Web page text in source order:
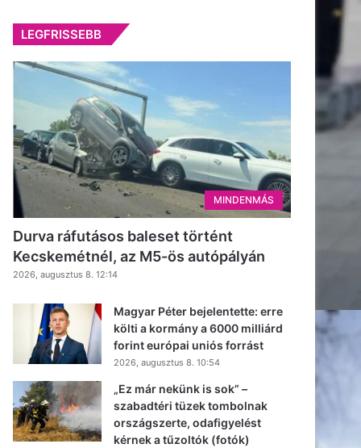
LEGFRISSEBB
MINDENMÁS
Durva ráfutásos baleset történt
Kecskemétnél, az M5-ös autópályán
2026, augusztus 8. 12:14
Magyar Péter bejelentette: erre
költi a kormány a 6000 milliárd
forint európai uniós forrást
2026, augusztus 8. 10:54
„Ez már nekünk is sok” –
szabadtéri tüzek tombolnak
országszerte, odafigyelést
kérnek a tűzoltók (fotók)